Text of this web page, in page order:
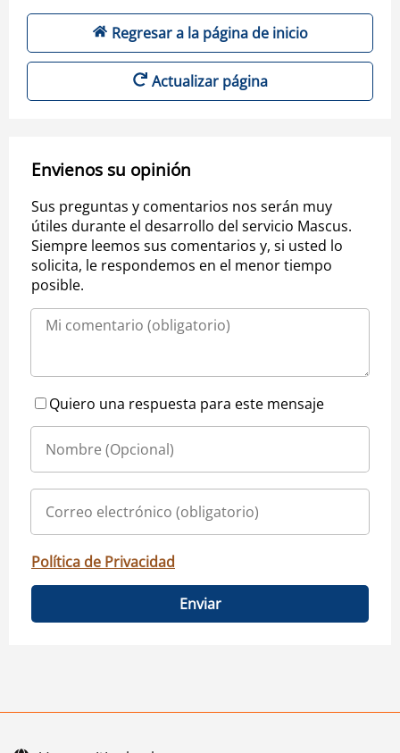
Regresar a la página de inicio
Actualizar página
Envienos su opinión
Sus preguntas y comentarios nos serán muy
útiles durante el desarrollo del servicio Mascus.
Siempre leemos sus comentarios y, si usted lo
solicita, le respondemos en el menor tiempo
posible.
Quiero una respuesta para este mensaje
Política de Privacidad
Enviar